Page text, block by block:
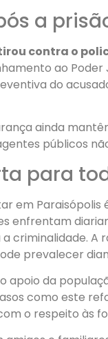
a
contra o
ao Poder
do
ainda
públicos
para
em Paraisópolis
enfrentam
criminalidade. A
prevalecer
apoio da
como este
o respeito às